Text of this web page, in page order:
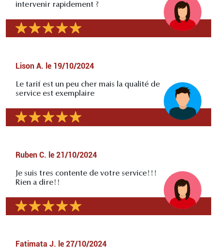
intervenir rapidement ?
Lison A. le 19/10/2024
Le tarif est un peu cher mais la qualité de
service est exemplaire
Ruben C. le 21/10/2024
Je suis tres contente de votre service!!!
Rien a dire!!
Fatimata J. le 27/10/2024